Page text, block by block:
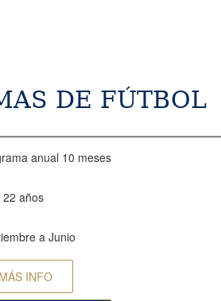
DE FÚTBOL
anual 10 meses
22 años
a Junio
MÁS INFO